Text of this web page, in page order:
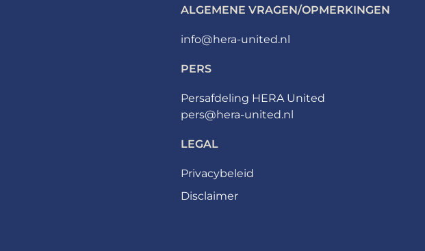
ALGEMENE VRAGEN/OPMERKINGEN
info@hera-united.nl
PERS
Persafdeling HERA United
pers@hera-united.nl
LEGAL
Privacybeleid
Disclaimer